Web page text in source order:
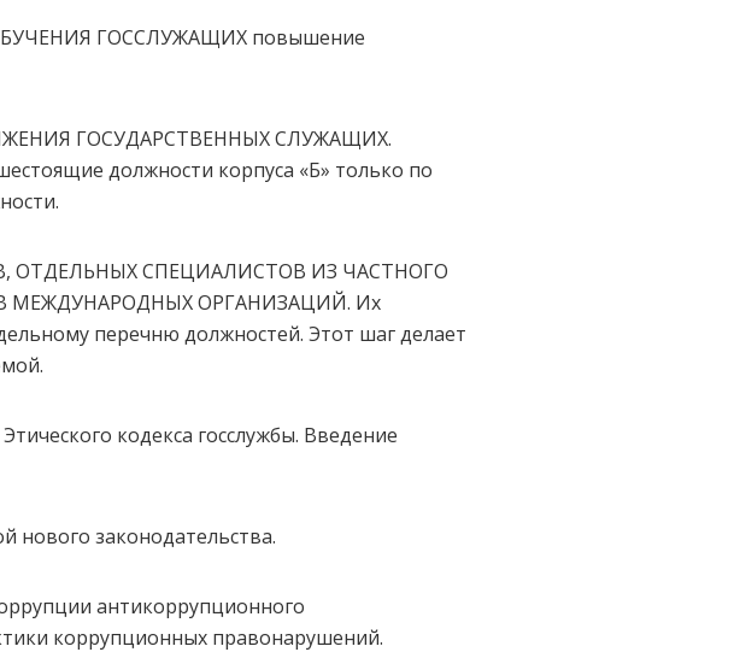
ГОССЛУЖАЩИХ повышение
ГОСУДАРСТВЕННЫХ СЛУЖАЩИХ.
должности корпуса «Б» только по
ОТДЕЛЬНЫХ СПЕЦИАЛИСТОВ ИЗ ЧАСТНОГО
МЕЖДУНАРОДНЫХ ОРГАНИЗАЦИЙ. Их
перечню должностей. Этот шаг делает
кодекса госслужбы. Введение
законодательства.
антикоррупционного
коррупционных правонарушений.